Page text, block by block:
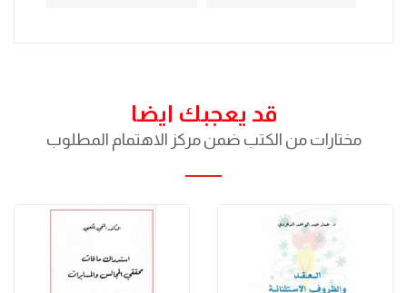
قد يعجبك ايضا
مختارات من الكتب ضمن مركز الاهتمام المطلوب